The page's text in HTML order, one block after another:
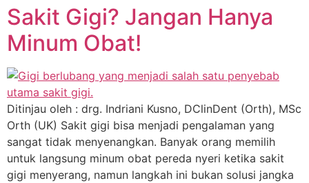
Sakit Gigi? Jangan Hanya
Minum Obat!
Ditinjau oleh : drg. Indriani Kusno, DClinDent (Orth), MSc
Orth (UK) Sakit gigi bisa menjadi pengalaman yang
sangat tidak menyenangkan. Banyak orang memilih
untuk langsung minum obat pereda nyeri ketika sakit
gigi menyerang, namun langkah ini bukan solusi jangka